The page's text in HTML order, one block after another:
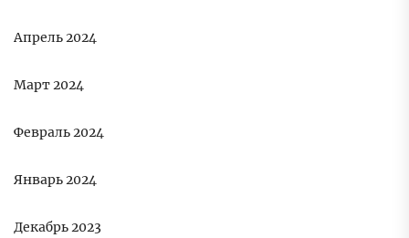
Апрель 2024
Март 2024
Февраль 2024
Январь 2024
Декабрь 2023